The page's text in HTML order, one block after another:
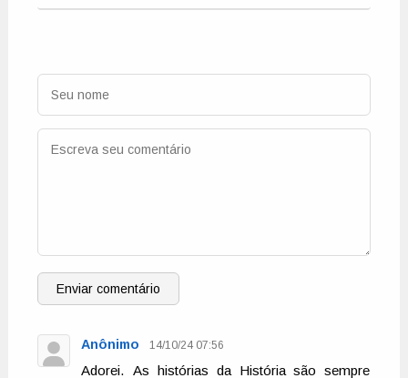
Enviar comentário
Anônimo 14/10/24 07:56
Adorei. As histórias da História são sempre